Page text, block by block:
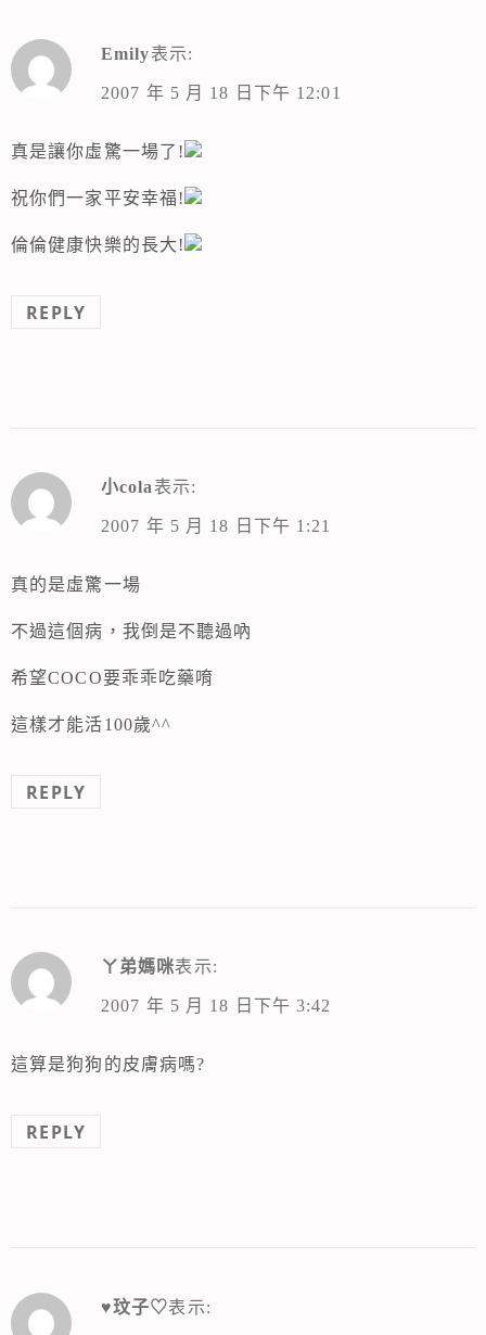
Emily表示:
2007 年 5 月 18 日下午 12:01
真是讓你虛驚一場了!
祝你們一家平安幸福!
倫倫健康快樂的長大!
REPLY
小cola表示:
2007 年 5 月 18 日下午 1:21
真的是虛驚一場
不過這個病，我倒是不聽過吶
希望COCO要乖乖吃藥唷
這樣才能活100歲^^
REPLY
ㄚ弟媽咪表示:
2007 年 5 月 18 日下午 3:42
這算是狗狗的皮膚病嗎?
REPLY
♥玟子♡表示: